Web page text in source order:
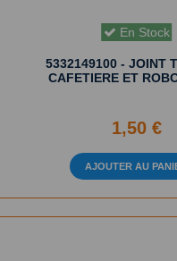
En Stock
5332149100 - JOINT
CAFETIERE ET
1,50 €
AJOUTER AU